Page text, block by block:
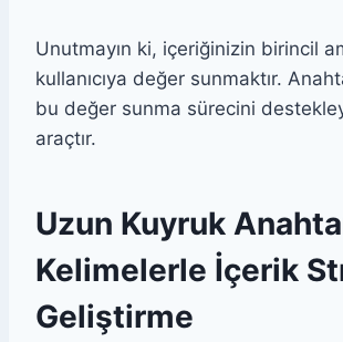
Unutmayın ki, içeriğinizin birincil
kullanıcıya değer sunmaktır.
bu değer sunma sürecini
araçtır.
Uzun Kuyruk
Kelimelerle İçerik
Geliştirme